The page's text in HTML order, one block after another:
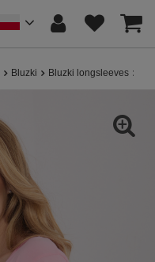
Bluzki Bluzki longsleeves